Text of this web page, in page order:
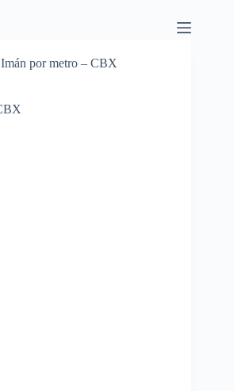
Imán por metro – CBX